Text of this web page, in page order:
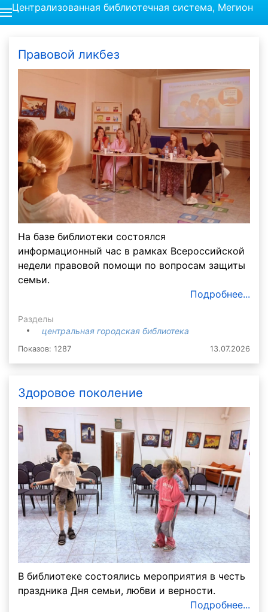
Централизованная библиотечная система, Мегион
Правовой ликбез
На базе библиотеки состоялся
информационный час в рамках Всероссийской
недели правовой помощи по вопросам защиты
семьи.
Подробнее...
Разделы
центральная городская библиотека
Показов: 1287 13.07.2026
Здоровое поколение
В библиотеке состоялись мероприятия в честь
праздника Дня семьи, любви и верности.
Подробнее...